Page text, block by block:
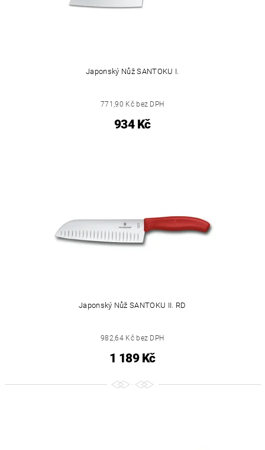
Japonský Nůž SANTOKU I.
771,90 Kč bez DPH
934 Kč
Japonský Nůž SANTOKU II. RD
982,64 Kč bez DPH
1 189 Kč